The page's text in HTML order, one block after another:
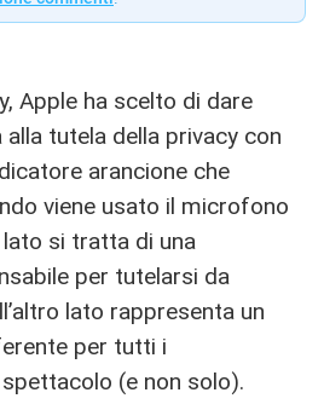
Apple ha scelto di dare
tutela della privacy con
arancione che
viene usato il microfono
lato si tratta di una
per tutelarsi da
lato rappresenta un
per tutti i
(e non solo).